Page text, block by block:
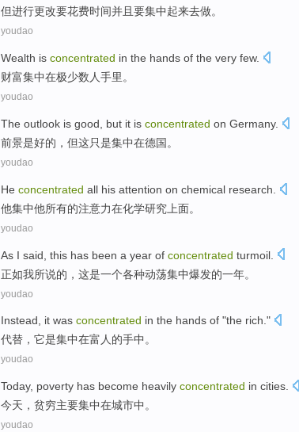
但进行更改要花费时间并且 要集中起来去做。
youdao
Wealth is concentrated in the hands of the very few.
财富集中在极少数 人手里 。
youdao
The outlook is good but it is concentrated on Germany.
前景是好的 ， 但这只是集中在德国 。
youdao
He concentrated all his attention on chemical research
他集中他所有的注意力在化学研究 上面。
youdao
As I said this has been a year of concentrated turmoil
正如我所说的， 这是一个各种动荡集中爆发的一年。
youdao
Instead, it was concentrated in the hands of "the rich."
代替 ， 它是集中在富人的手中。
youdao
Today, poverty has become heavily concentrated in cities
今天 ， 贫穷主要集中在城市中 。
youdao